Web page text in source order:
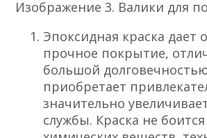
Изображение 3. Валики для
Эпоксидная краска дает
прочное покрытие,
большой
приобретает
значительно
службы. Краска не